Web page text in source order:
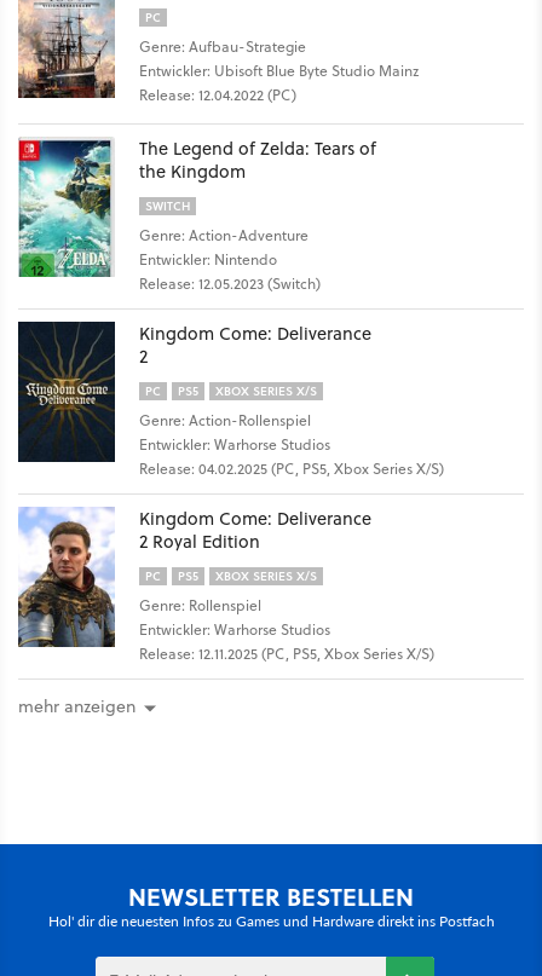
PC
Genre: Aufbau-Strategie
Entwickler: Ubisoft Blue Byte Studio Mainz
Release: 12.04.2022 (PC)
The Legend of Zelda: Tears of
the Kingdom
SWITCH
Genre: Action-Adventure
Entwickler: Nintendo
Release: 12.05.2023 (Switch)
Kingdom Come: Deliverance
2
PC PS5 XBOX SERIES X/S
Genre: Action-Rollenspiel
Entwickler: Warhorse Studios
Release: 04.02.2025 (PC, PS5, Xbox Series X/S)
Kingdom Come: Deliverance
2 Royal Edition
PC PS5 XBOX SERIES X/S
Genre: Rollenspiel
Entwickler: Warhorse Studios
Release: 12.11.2025 (PC, PS5, Xbox Series X/S)
mehr anzeigen
NEWSLETTER BESTELLEN
Hol' dir die neuesten Infos zu Games und Hardware direkt ins Postfach